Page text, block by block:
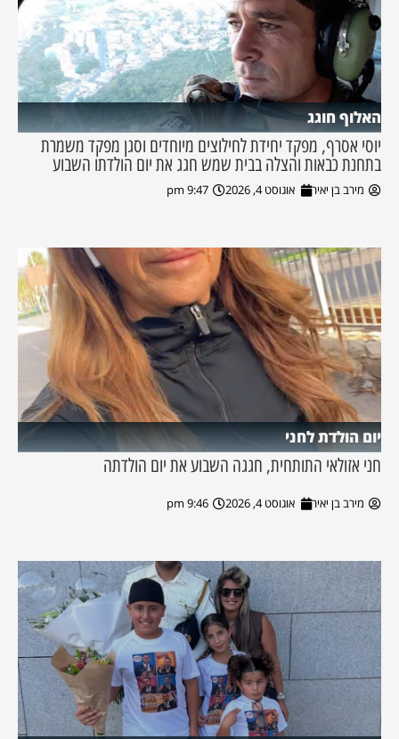
האלוף חוגג
יוסי אסרף, מפקד יחידת לחילוצים מיוחדים וסגן מפקד משמרת
בתחנת כבאות והצלה בבית שמש חגג את יום הולדתו השבוע
מירב בן יאיר אוגוסט 4, 2026 9:47 pm
יום הולדת לחני
חני אזולאי התותחית, חגגה השבוע את יום הולדתה
מירב בן יאיר אוגוסט 4, 2026 9:46 pm